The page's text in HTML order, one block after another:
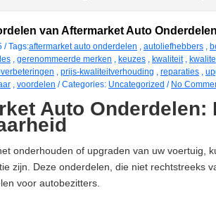
van Aftermarket Auto
/ Tags:aftermarket auto onderdelen , autoliefhebbers ,
, gerenommeerde merken , keuzes , kwaliteit,
, prijs-kwaliteitverhouding , reparaties ,
, voordelen / Categories: Uncategorized / No
Auto Onderdelen:
onderhouden of upgraden van uw voertuig,
zijn. Deze onderdelen, die niet rechtstreeks
voor autobezitters.